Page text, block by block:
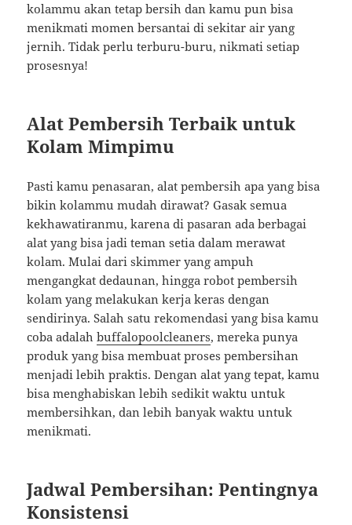
kolammu akan tetap bersih dan kamu pun bisa
menikmati momen bersantai di sekitar air yang
jernih. Tidak perlu terburu-buru, nikmati setiap
prosesnya!
Alat Pembersih Terbaik untuk
Kolam Mimpimu
Pasti kamu penasaran, alat pembersih apa yang bisa
bikin kolammu mudah dirawat? Gasak semua
kekhawatiranmu, karena di pasaran ada berbagai
alat yang bisa jadi teman setia dalam merawat
kolam. Mulai dari skimmer yang ampuh
mengangkat dedaunan, hingga robot pembersih
kolam yang melakukan kerja keras dengan
sendirinya. Salah satu rekomendasi yang bisa kamu
coba adalahbuffalopoolcleaners, mereka punya
produk yang bisa membuat proses pembersihan
menjadi lebih praktis. Dengan alat yang tepat, kamu
bisa menghabiskan lebih sedikit waktu untuk
membersihkan, dan lebih banyak waktu untuk
menikmati.
Jadwal Pembersihan: Pentingnya
Konsistensi